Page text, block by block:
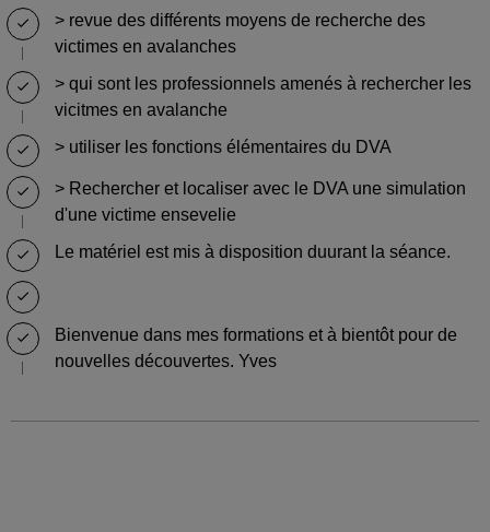
> revue des différents moyens de recherche des
victimes en avalanches
> qui sont les professionnels amenés à rechercher les
vicitmes en avalanche
> utiliser les fonctions élémentaires du DVA
> Rechercher et localiser avec le DVA une simulation
d'une victime ensevelie
Le matériel est mis à disposition duurant la séance.
Bienvenue dans mes formations et à bientôt pour de
nouvelles découvertes. Yves